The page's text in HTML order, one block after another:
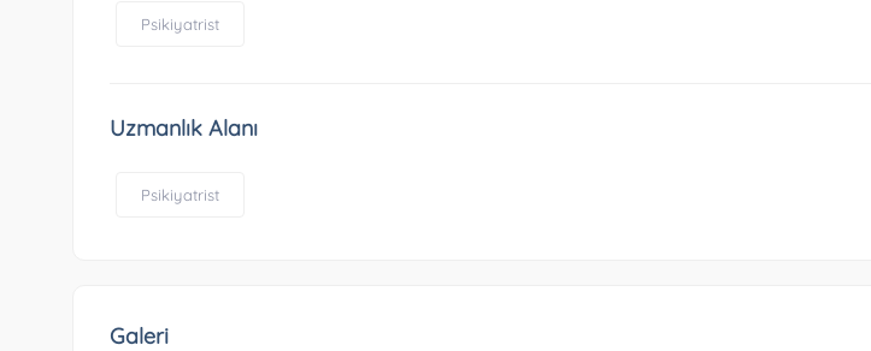
Psikiyatrist
Uzmanlık Alanı
Psikiyatrist
Galeri